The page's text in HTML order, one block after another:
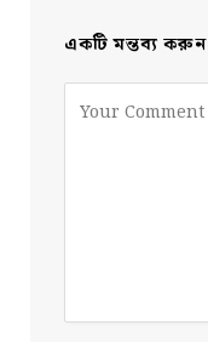
একটি মন্তব্য করুন